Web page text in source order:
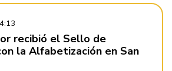
recibió el Sello de
la Alfabetización en San